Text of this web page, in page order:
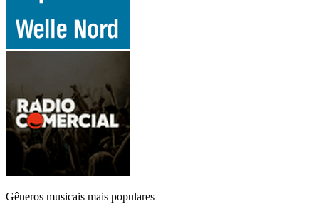
Gêneros musicais mais populares